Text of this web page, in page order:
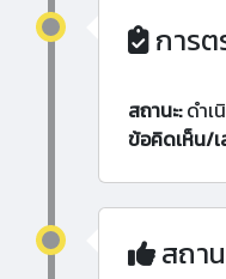
การ
สถานะ:ดำเ
ข้อคิดเห็น/เ
สถา